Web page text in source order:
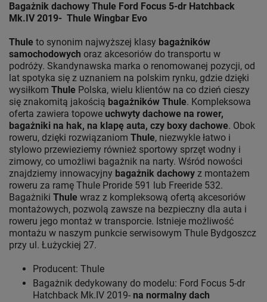
Bagażnik dachowy Thule Ford Focus 5-dr Hatchback
Mk.IV 2019- Thule Wingbar Evo
Thule to synonim najwyższej klasy bagażników
samochodowych oraz akcesoriów do transportu w
podróży. Skandynawska marka o renomowanej pozycji, od
lat spotyka się z uznaniem na polskim rynku, gdzie dzięki
wysiłkom Thule Polska, wielu klientów na co dzień cieszy
się znakomitą jakością bagażników Thule. Kompleksowa
oferta zawiera topowe uchwyty dachowe na rower,
bagażniki na hak, na klapę auta, czy boxy dachowe. Obok
roweru, dzięki rozwiązaniom Thule, niezwykle łatwo i
stylowo przewieziemy również sportowy sprzęt wodny i
zimowy, co umożliwi bagażnik na narty. Wśród nowości
znajdziemy innowacyjny bagażnik dachowy z montażem
roweru za ramę Thule Proride 591 lub Freeride 532.
Bagażniki Thule wraz z kompleksową ofertą akcesoriów
montażowych, pozwolą zawsze na bezpieczny dla auta i
roweru jego montaż w transporcie. Istnieje możliwość
montażu w naszym punkcie serwisowym Thule Bydgoszcz
przy ul. Łużyckiej 27.
Producent: Thule
Bagażnik dedykowany do modelu: Ford Focus 5-dr
Hatchback Mk.IV 2019- na normalny dach